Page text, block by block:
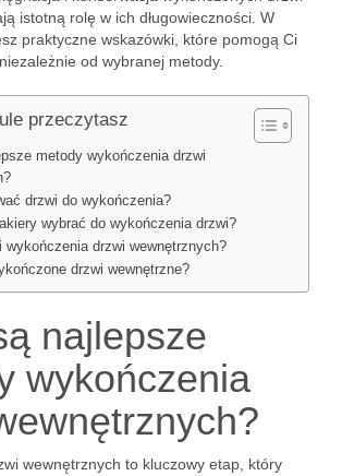
istotną rolę w ich długowieczności. W
praktyczne wskazówki, które pomogą Ci
od wybranej metody.
przeczytasz
metody wykończenia drzwi
drzwi do wykończenia?
wybrać do wykończenia drzwi?
wykończenia drzwi wewnętrznych?
drzwi wewnętrzne?
najlepsze
wykończenia
wewnętrznych to kluczowy etap, który